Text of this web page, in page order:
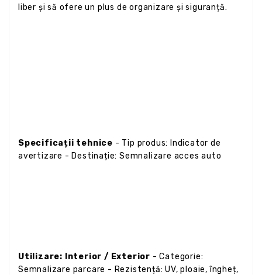
liber și să ofere un plus de organizare și siguranță.
Specificații tehnice - Tip produs: Indicator de
avertizare - Destinație: Semnalizare acces auto
Utilizare: Interior / Exterior - Categorie:
Semnalizare parcare - Rezistență: UV, ploaie, îngheț,